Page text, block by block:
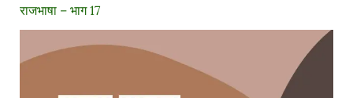
राजभाषा – भाग 17